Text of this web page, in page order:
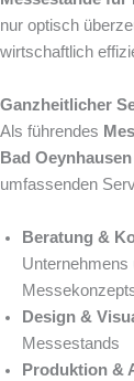
nur optisch
wirtschaftlich
Ganzheitlicher
Als führendes
Bad Oeynhausen
umfassenden
Beratung &
Unternehmens
Design &
Messestands
Produktion &